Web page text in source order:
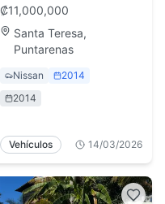
Teresa
₡11,000,000
Santa Teresa,
Puntarenas
Nissan
2014
2014
Vehículos 14/03/2026